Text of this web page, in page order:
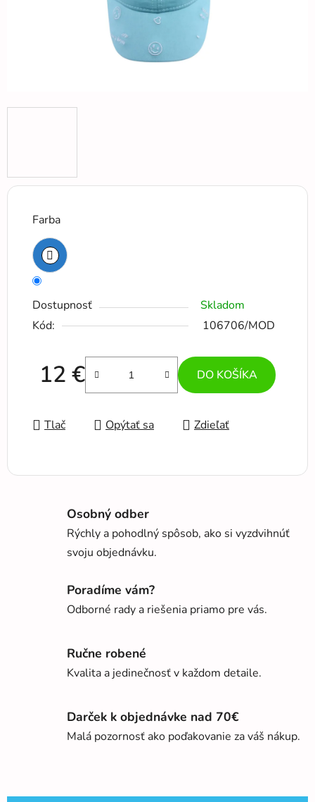
Farba
Dostupnosť
Skladom
Kód:
106706/MOD
12 €
Jednotková cena:
DO KOŠÍKA
Tlač Opýtať sa Zdieľať
Osobný odber
Rýchly a pohodlný spôsob, ako si vyzdvihnúť
svoju objednávku.
Poradíme vám?
Odborné rady a riešenia priamo pre vás.
Ručne robené
Kvalita a jedinečnosť v každom detaile.
Darček k objednávke nad 70€
Malá pozornosť ako poďakovanie za váš nákup.